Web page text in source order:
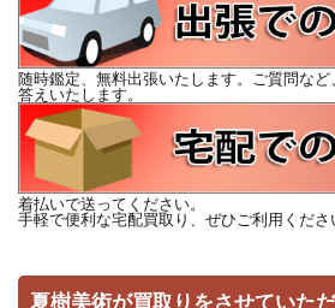
随時鑑定、無料出張いたします。ご質問な
答えいたします。
着払いで送ってください。
手軽で便利な宅配買取り、ぜひご利用くださ
夏樹美術が買取りをさせていた